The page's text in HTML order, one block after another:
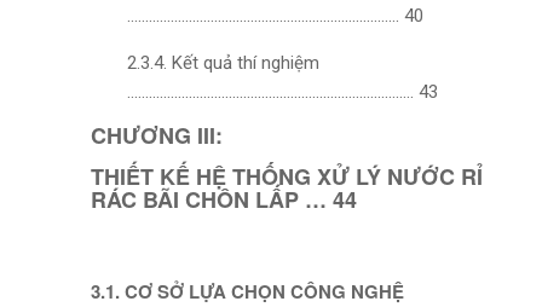
………………………………………………………………… 40
2.3.4. Kết quả thí nghiệm
……………………………………………………………………. 43
CHƯƠNG III:
THIẾT KẾ HỆ THỐNG XỬ LÝ NƯỚC RỈ
RÁC BÃI CHÔN LẤP … 44
3.1. CƠ SỞ LỰA CHỌN CÔNG NGHỆ